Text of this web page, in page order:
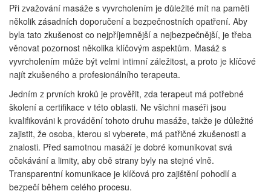
Při zvažování masáže s vyvrcholením je důležité mít na paměti
několik zásadních doporučení a bezpečnostních opatření. Aby
byla tato zkušenost co nejpříjemnější a nejbezpečnější, je třeba
věnovat pozornost několika klíčovým aspektům. Masáž s
vyvrcholením může být velmi intimní záležitost, a proto je klíčové
najít zkušeného a profesionálního terapeuta.
Jedním z prvních kroků je prověřit, zda terapeut má potřebné
školení a certifikace v této oblasti. Ne všichni maséři jsou
kvalifikováni k provádění tohoto druhu masáže, takže je důležité
zajistit, že osoba, kterou si vyberete, má patřičné zkušenosti a
znalosti. Před samotnou masáží je dobré komunikovat svá
očekávání a limity, aby obě strany byly na stejné vlně.
Transparentní komunikace je klíčová pro zajištění pohodlí a
bezpečí během celého procesu.